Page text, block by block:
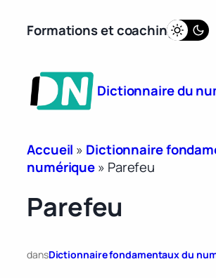
Formations et coaching
Dictionnaire du
Accueil » Dictionnaire
numérique» Parefeu
Parefeu
dansDictionnaire fondamentaux du